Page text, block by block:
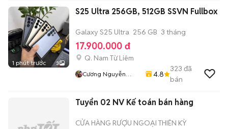
1 phút trước 3
S25 Ultra 256GB, 512GB SSVN Fullbox
Galaxy S25 Ultra 256 GB 3 tháng
17.900.000 đ
Q. Nam Từ Liêm
Cương Nguyễn
4.8
323 đã
bán
Tuyển 02 NV Kế toán bán hàng
CỬA HÀNG RƯỢU NGOẠI THIÊN KỲ